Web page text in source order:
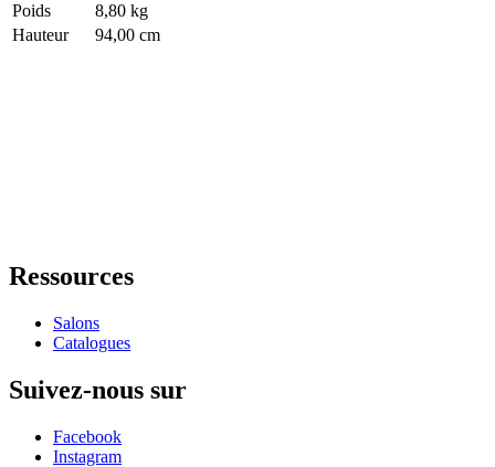
Poids
8,80 kg
Hauteur
94,00 cm
Ressources
Salons
Catalogues
Suivez-nous sur
Facebook
Instagram